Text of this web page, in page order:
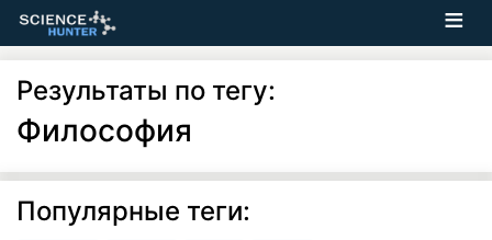
Результаты по тегу:
Философия
Популярные теги: